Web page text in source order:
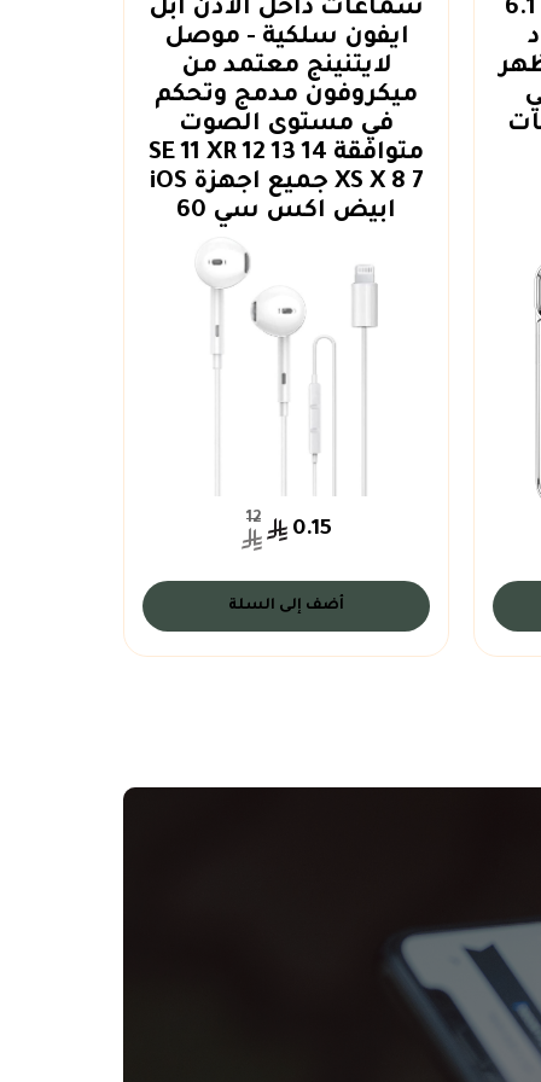
كفر ايفون 14 مقاس 6.1
سماعات داخل الأذن ابل
ايفون سلكية - موصل
لايتنينج معتمد من
ميكروفون مدمج وتحكم
في مستوى الصوت
متوافقة 14 13 12 SE 11 XR
XS X 8 7 جميع اجهزة iOS
ابيض اكس سي 60
0.15
12
أضف إلى السلة